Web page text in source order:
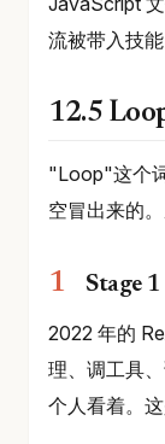
流被带入技能
12.5
"Loop"这个
空冒出来的
Stage
2022 年的
理、调工具
个人看着。